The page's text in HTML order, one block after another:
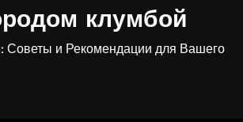
клумбой
Советы и Рекомендации для Вашего